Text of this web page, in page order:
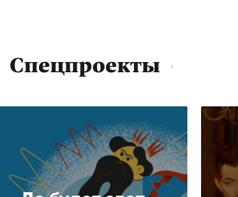
Спецпроекты